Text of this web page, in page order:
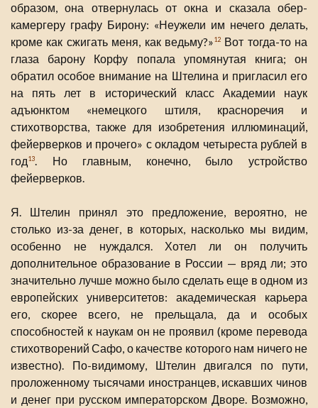
образом, она отвернулась от окна и сказала обер-
камергеру графу Бирону: «Неужели им нечего делать,
кроме как сжигать меня, как ведьму?»12Вот тогда-то на
глаза барону Корфу попала упомянутая книга; он
обратил особое внимание на Штелина и пригласил его
на пять лет в исторический класс Академии наук
адъюнктом «немецкого штиля, красноречия и
стихотворства, также для изобретения иллюминаций,
фейерверков и прочего» с окладом четыреста рублей в
год13
. Но главным, конечно, было устройство
фейерверков.
Я. Штелин принял это предложение, вероятно, не
столько из-за денег, в которых, насколько мы видим,
особенно не нуждался. Хотел ли он получить
дополнительное образование в России — вряд ли; это
значительно лучше можно было сделать еще в одном из
европейских университетов: академическая карьера
его, скорее всего, не прельщала, да и особых
способностей к наукам он не проявил (кроме перевода
стихотворений Сафо, о качестве которого нам ничего не
известно). По-видимому, Штелин двигался по пути,
проложенному тысячами иностранцев, искавших чинов
и денег при русском императорском Дворе. Возможно,